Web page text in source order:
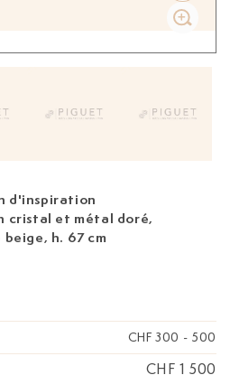
d'inspiration
h. 67 cm
CHF 300 - 500
CHF 1 500